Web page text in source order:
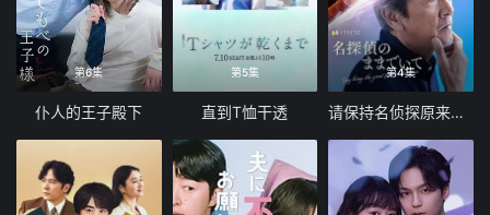
第6集
仆人的王子殿下
第5集
直到T恤干透
第4集
请保持名侦探原来的样子